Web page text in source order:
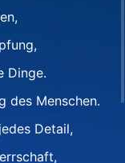
Dinge.
des Menschen.
Detail,